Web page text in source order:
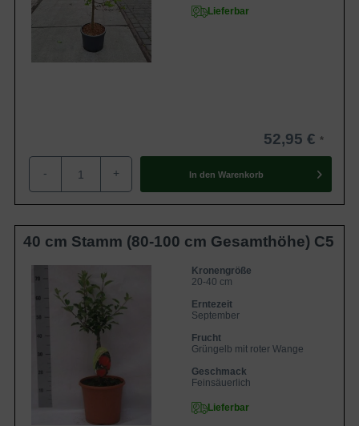
Lieferbar
52,95 €
- + In den Warenkorb
40 cm Stamm (80-100 cm Gesamthöhe) C5
Kronengröße
20-40 cm
Erntezeit
September
Frucht
Grüngelb mit roter Wange
Geschmack
Feinsäuerlich
Lieferbar